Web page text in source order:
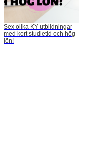
Sex olika KY-utbildningar
med kort studietid och hög
lön!